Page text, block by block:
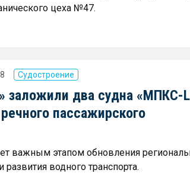
цеха №47.
Судостроение
заложили два судна «МПКС-
пассажирского
важным этапом обновления
водного транспорта.